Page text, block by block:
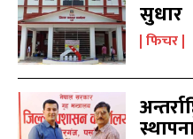
सुधार
फिचर